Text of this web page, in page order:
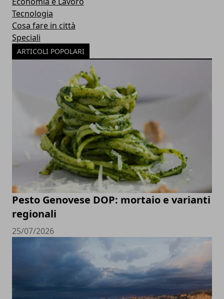
Tecnologia
Cosa fare in città
Speciali
ARTICOLI POPOLARI
Pesto Genovese DOP: mortaio e varianti
regionali
25/07/2026